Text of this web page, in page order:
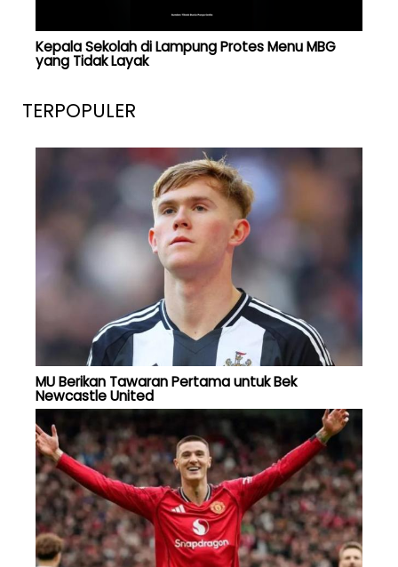
Kepala Sekolah di Lampung Protes Menu MBG
yang Tidak Layak
TERPOPULER
MU Berikan Tawaran Pertama untuk Bek
Newcastle United